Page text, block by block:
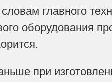
главного
оборудования
при